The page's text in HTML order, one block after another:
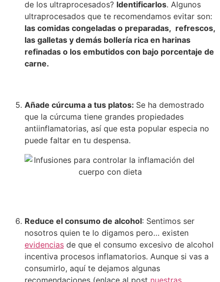
de los ultraprocesados? Identificarlos. Algunos
ultraprocesados que te recomendamos evitar son:
las comidas congeladas o preparadas, refrescos,
las galletas y demás bollería rica en harinas
refinadas o los embutidos con bajo porcentaje de
carne.
Añade cúrcuma a tus platos: Se ha demostrado
que la cúrcuma tiene grandes propiedades
antiinflamatorias, así que esta popular especia no
puede faltar en tu despensa.
Reduce el consumo de alcohol: Sentimos ser
nosotros quien te lo digamos pero… existen
evidencias de que el consumo excesivo de alcohol
incentiva procesos inflamatorios. Aunque si vas a
consumirlo, aquí te dejamos algunas
recomendaciones (enlace al post nuestras